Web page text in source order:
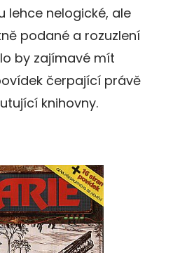
lehce nelogické, ale
podané a rozuzlení
by zajímavé mít
čerpající právě
knihovny.